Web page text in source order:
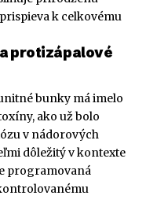
k celkovému
protizápalové
bunky má imelo
ako už bolo
v nádorových
dôležitý v kontexte
programovaná